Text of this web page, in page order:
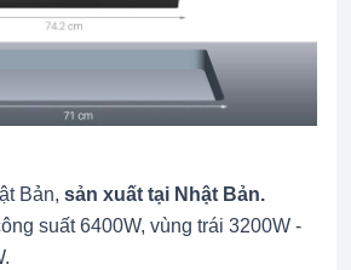
Bản, sản xuất tại Nhật Bản.
suất 6400W, vùng trái 3200W -